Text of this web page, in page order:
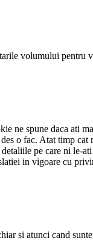
volumului pentru
ne spune daca ati
o fac. Atat timp cat
pe care ni le-
in vigoare cu
si atunci cand